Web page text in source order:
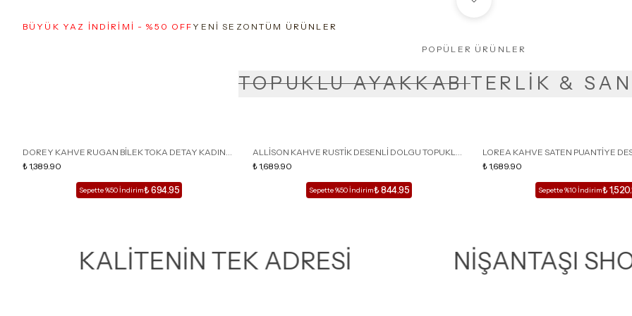
BÜYÜK YAZ İNDİRİMİ - %50 OFF YENİ SEZONTÜM ÜRÜNLER
POPÜLER ÜRÜNLER
TOPUKLU AYAKKABITERLİK &
DOREY KAHVE RUGAN BİLEK TOKA DETAY KADIN
TOPUKLU AYAKKABI
₺ 1,389.90
Sepette %50 İndirim₺ 694.95
ALLİSON KAHVE RUSTİK DESENLİ DOLGU TOPUKLU
KADIN TERLİK
₺ 1,689.90
Sepette %50 İndirim₺ 844.95
LOREA KAHVE SATEN PUANTİYE
DETAYLI KADIN TOPUKLU AYAKKABI
₺ 1,689.90
Sepette %10 İndirim₺
KALİTENİN TEK ADRESİ NİŞANTAŞI SHOES